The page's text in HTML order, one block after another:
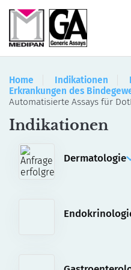
Home Indikationen
Erkrankungen des
Automatisierte Assays für
Indikationen
Dermatologie